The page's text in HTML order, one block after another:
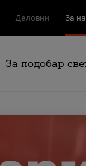
Деловни За
За подобар